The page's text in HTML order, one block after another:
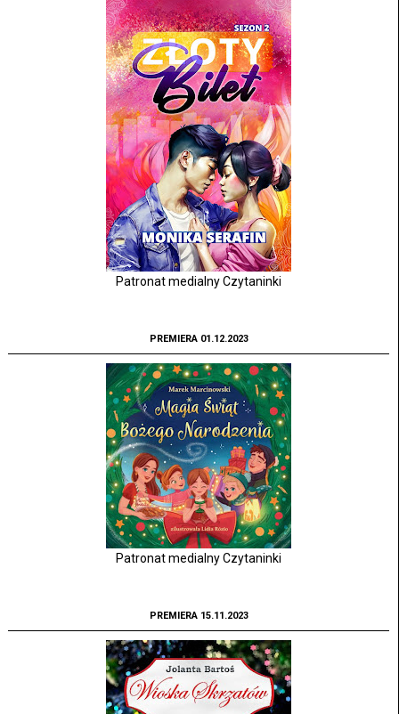
Patronat medialny Czytaninki
PREMIERA 01.12.2023
Patronat medialny Czytaninki
PREMIERA 15.11.2023